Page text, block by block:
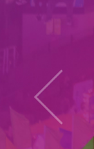
국
2026년